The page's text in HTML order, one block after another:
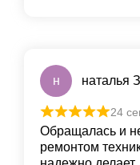
н наталья
24
Обращалась и
ремонтом